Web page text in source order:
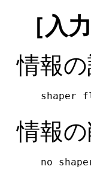
［入
情報
shaper
情報
no